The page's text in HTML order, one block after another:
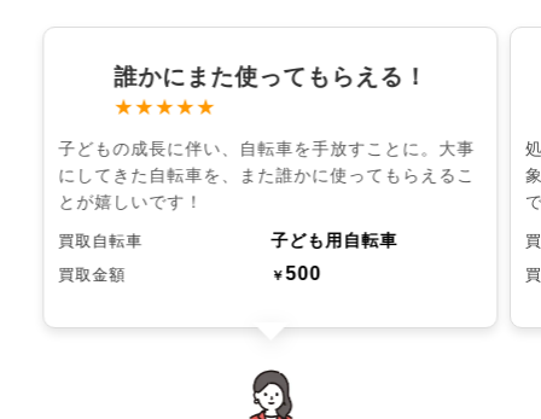
誰かにまた使ってもらえる！
★★★★★
子どもの成長に伴い、自転車を手放すことに。大事
にしてきた自転車を、また誰かに使ってもらえるこ
とが嬉しいです！
買取自転車 子ども用自転車
買取金額 ￥500
chevron_left chevron_right